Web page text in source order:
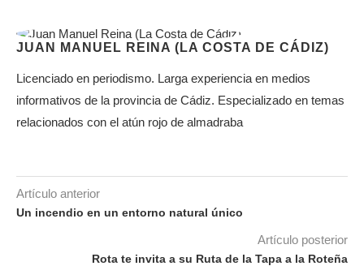
JUAN MANUEL REINA (LA COSTA DE CÁDIZ)
Licenciado en periodismo. Larga experiencia en medios
informativos de la provincia de Cádiz. Especializado en temas
relacionados con el atún rojo de almadraba
Artículo anterior
Un incendio en un entorno natural único
Artículo posterior
Rota te invita a su Ruta de la Tapa a la Roteña